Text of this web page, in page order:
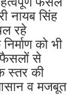
नायब सिंह
रहे
को भी
फैसलों से
स्तर की
व मजबूत